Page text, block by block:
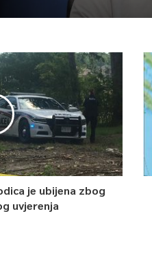
je ubijena zbog
uvjerenja